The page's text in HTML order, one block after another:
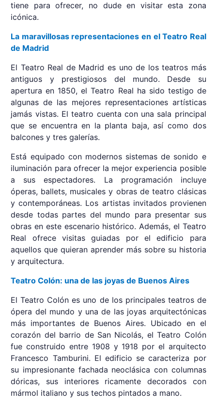
tiene para ofrecer, no dude en visitar esta zona
icónica.
La maravillosas representaciones en el Teatro Real
de Madrid
El Teatro Real de Madrid es uno de los teatros más
antiguos y prestigiosos del mundo. Desde su
apertura en 1850, el Teatro Real ha sido testigo de
algunas de las mejores representaciones artísticas
jamás vistas. El teatro cuenta con una sala principal
que se encuentra en la planta baja, así como dos
balcones y tres galerías.
Está equipado con modernos sistemas de sonido e
iluminación para ofrecer la mejor experiencia posible
a sus espectadores. La programación incluye
óperas, ballets, musicales y obras de teatro clásicas
y contemporáneas. Los artistas invitados provienen
desde todas partes del mundo para presentar sus
obras en este escenario histórico. Además, el Teatro
Real ofrece visitas guiadas por el edificio para
aquellos que quieran aprender más sobre su historia
y arquitectura.
Teatro Colón: una de las joyas de Buenos Aires
El Teatro Colón es uno de los principales teatros de
ópera del mundo y una de las joyas arquitectónicas
más importantes de Buenos Aires. Ubicado en el
corazón del barrio de San Nicolás, el Teatro Colón
fue construido entre 1908 y 1918 por el arquitecto
Francesco Tamburini. El edificio se caracteriza por
su impresionante fachada neoclásica con columnas
dóricas, sus interiores ricamente decorados con
mármol italiano y sus techos pintados a mano.